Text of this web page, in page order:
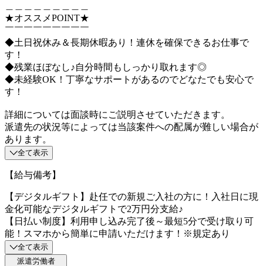
★オススメPOINT★
￣￣￣￣￣￣￣￣￣
◆土日祝休み＆長期休暇あり！連休を確保できるお仕事で
す！
◆残業ほぼなし♪自分時間もしっかり取れます◎
◆未経験OK！丁寧なサポートがあるのでどなたでも安心で
す！
詳細については面談時にご説明させていただきます。
派遣先の状況等によっては当該案件への配属が難しい場合が
あります。
全て表示
【給与備考】
【デジタルギフト】赴任での新規ご入社の方に！入社日に現
金化可能なデジタルギフトで2万円分支給♪
【日払い制度】利用申し込み完了後～最短5分で受け取り可
能！スマホから簡単に申請いただけます！※規定あり
全て表示
派遣労働者